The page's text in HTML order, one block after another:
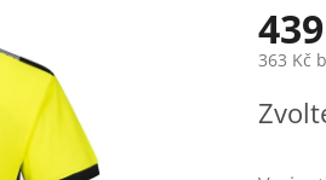
363 Kč
cena: